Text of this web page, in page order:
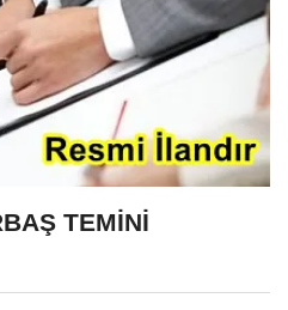
TEMİNİ